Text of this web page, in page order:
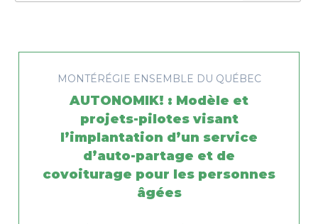
MONTÉRÉGIE ENSEMBLE DU QUÉBEC
AUTONOMIK! : Modèle et
projets-pilotes visant
l’implantation d’un service
d’auto-partage et de
covoiturage pour les personnes
âgées